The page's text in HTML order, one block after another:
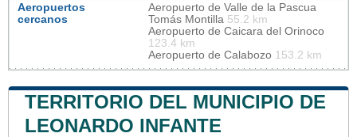
Aeropuertos
cercanos
Aeropuerto de Valle de la Pascua
Tomás Montilla 55.2 km
Aeropuerto de Caicara del Orinoco
123.4 km
Aeropuerto de Calabozo 153.2 km
TERRITORIO DEL MUNICIPIO DE
LEONARDO INFANTE